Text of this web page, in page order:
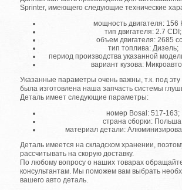
Sprinter, имеющего следующие технические
мощность двигателя: 156
тип двигателя: 2.7 CDI;
объем двигателя: 2685
тип топлива: Дизель;
период производства указанной
вариант кузова:
Указанные параметры очень важны, т.к. под
была изготовлена наша запчасть системы
Деталь имеет следующие параметры:
номер Bosal: 517-163;
страна сборки:
материал детали:
Деталь имеется на складском хранении,
рассчитывать на скорую доставку.
По любому вопросу о наших товарах
консультантам. Мы поможем вам выбрать
вашего авто деталь.